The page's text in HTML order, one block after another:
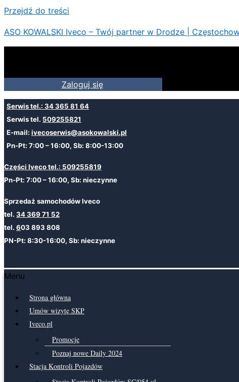
Przejdź do treści
ASO KOWALSKI Iveco – Twój partner w Drodze |
Zaloguj się
Serwis tel.: 34 365 81 64
Serwis tel. 509255821
E-mail: ivecoserwis@asokowalski.pl
Pn-Pt: 7:00 – 16:00, Sb: 8:00-13:00
Części Iveco tel.: 509255819
Pn-Pt: 7:00 – 16:00, Sb: nieczynne
Sprzedaż samochodów Iveco
tel. 34 369 71 52
tel. 603 893 808
PN-Pt: 8:30-16:00, Sb: nieczynne
Menu
Strona główna
Umów wizytę SKP
Iveco.pl
Promocje
Poznaj nowe Daily 2024
Stacja Kontroli Pojazdów